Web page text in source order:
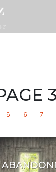
5 6 7